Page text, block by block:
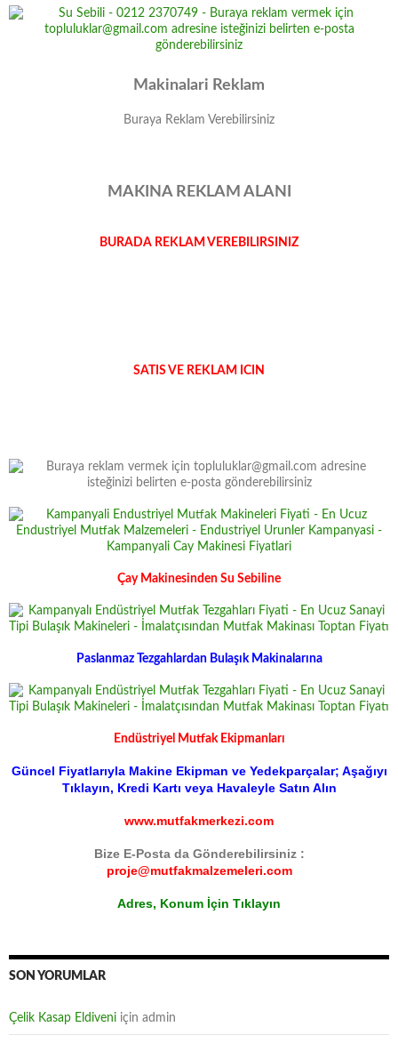
Makinalari Reklam
Buraya Reklam Verebilirsiniz
MAKINA REKLAM ALANI
BURADA REKLAM VEREBILIRSINIZ
SATIS VE REKLAM ICIN
Çay Makinesinden Su Sebiline
Paslanmaz Tezgahlardan Bulaşık Makinalarına
Endüstriyel Mutfak Ekipmanları
Güncel Fiyatlarıyla Makine Ekipman ve Yedekparçalar; Aşağıyı
Tıklayın, Kredi Kartı veya Havaleyle Satın Alın
www.mutfakmerkezi.com
Bize E-Posta da Gönderebilirsiniz :
proje@mutfakmalzemeleri.com
Adres, Konum İçin Tıklayın
SON YORUMLAR
Çelik Kasap Eldiveni için admin